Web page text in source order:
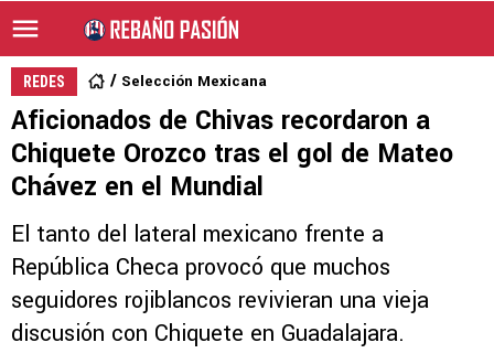
REDES Selección Mexicana
Aficionados de Chivas recordaron a
Chiquete Orozco tras el gol de Mateo
Chávez en el Mundial
El tanto del lateral mexicano frente a
República Checa provocó que muchos
seguidores rojiblancos revivieran una vieja
discusión con Chiquete en Guadalajara.